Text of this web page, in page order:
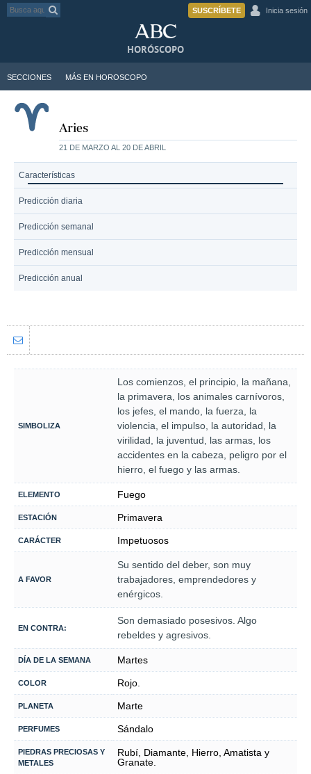
SUSCRÍBETE Inicia sesión
SECCIONES MÁS EN HOROSCOPO
HORÓSCOPO
Aries
21 DE MARZO AL 20 DE ABRIL
Características
Predicción diaria
Predicción semanal
Predicción mensual
Predicción anual
SIMBOLIZA
Los comienzos, el principio, la mañana,
la primavera, los animales carnívoros,
los jefes, el mando, la fuerza, la
violencia, el impulso, la autoridad, la
virilidad, la juventud, las armas, los
accidentes en la cabeza, peligro por el
hierro, el fuego y las armas.
ELEMENTO Fuego
ESTACIÓN Primavera
CARÁCTER Impetuosos
A FAVOR
Su sentido del deber, son muy
trabajadores, emprendedores y
enérgicos.
EN CONTRA:
Son demasiado posesivos. Algo
rebeldes y agresivos.
DÍA DE LA SEMANA Martes
COLOR Rojo.
PLANETA Marte
PERFUMES Sándalo
PIEDRAS PRECIOSAS Y
METALES
Rubí, Diamante, Hierro, Amatista y
Granate.